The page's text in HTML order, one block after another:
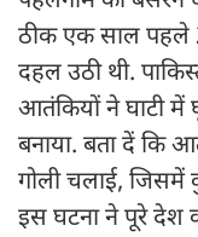
ठीक एक साल पहले
दहल उठी थी.
आतंकियों ने घाटी में
बनाया. बता दें कि
गोली चलाई, जिसमें
इस घटना ने पूरे देश